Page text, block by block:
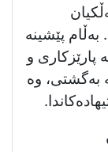
پێشینە
پارێزكاری و
بەگشتی، وە